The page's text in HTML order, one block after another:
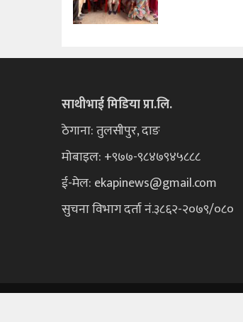
साथीभाई मिडिया प्रा.लि.
ठेगाना: तुलसीपुर, दाङ
मोबाइल: +९७७-९८४७९४५८८८
ई-मेल: ekapinews@gmail.com
सुचना विभाग दर्ता नं.३८६२-२०७९/०८०